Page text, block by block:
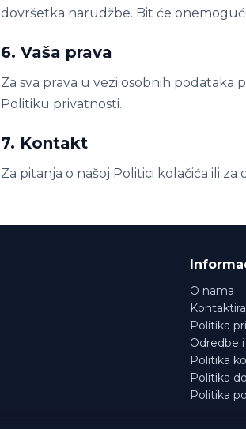
dovršetka narudžbe. Bit će
6. Vaša prava
Za sva prava u vezi osobnih
Politiku privatnosti.
7. Kontakt
Za pitanja o našoj Politici kolačića ili
O nama
Politika
Odredbe
Politika
Politika
Politika